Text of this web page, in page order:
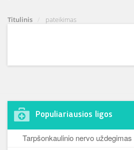
Titulinis pateikimas
Populiariausios ligos
Tarpšonkaulinio nervo uždegimas